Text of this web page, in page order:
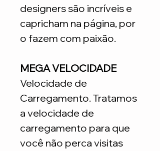
designers são incríveis e
capricham na página, por
o fazem com paixão.
MEGA VELOCIDADE
Velocidade de
Carregamento. Tratamos
a velocidade de
carregamento para que
você não perca visitas